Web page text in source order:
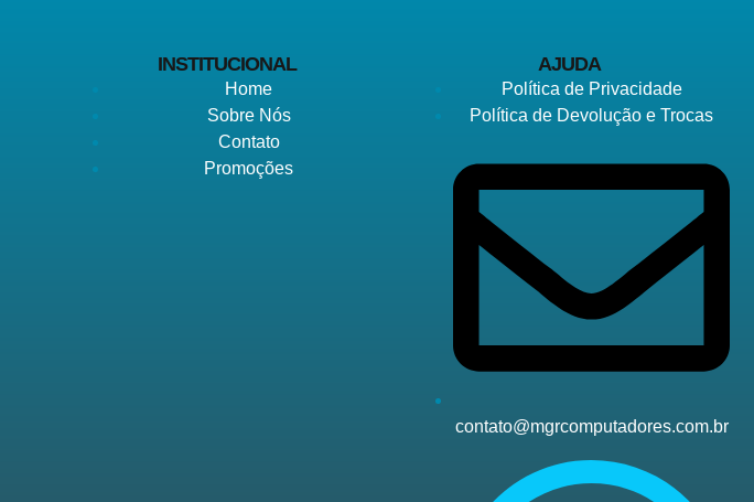
INSTITUCIONAL
Home
Sobre Nós
Contato
Promoções
AJUDA
Política de Privacidade
Política de Devolução e Trocas
contato@mgrcomputadores.com.br